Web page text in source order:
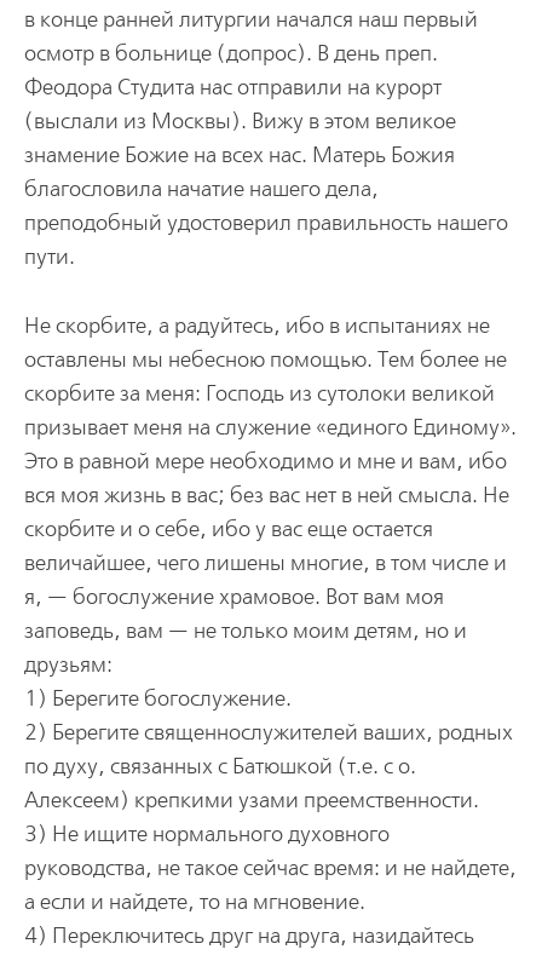
в конце ранней литургии начался наш первый
осмотр в больнице (допрос). В день преп.
Феодора Студита нас отправили на курорт
(выслали из Москвы). Вижу в этом великое
знамение Божие на всех нас. Матерь Божия
благословила начатие нашего дела,
преподобный удостоверил правильность нашего
пути.
Не скорбите, а радуйтесь, ибо в испытаниях не
оставлены мы небесною помощью. Тем более не
скорбите за меня: Господь из сутолоки великой
призывает меня на служение «единого Единому».
Это в равной мере необходимо и мне и вам, ибо
вся моя жизнь в вас; без вас нет в ней смысла. Не
скорбите и о себе, ибо у вас еще остается
величайшее, чего лишены многие, в том числе и
я, — богослужение храмовое. Вот вам моя
заповедь, вам — не только моим детям, но и
друзьям:
1) Берегите богослужение.
2) Берегите священнослужителей ваших, родных
по духу, связанных с Батюшкой (т.е. с о.
Алексеем) крепкими узами преемственности.
3) Не ищите нормального духовного
руководства, не такое сейчас время: и не найдете,
а если и найдете, то на мгновение.
4) Переключитесь друг на друга, назидайтесь